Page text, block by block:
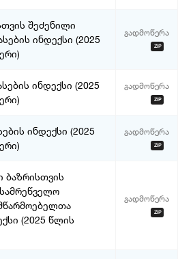
შეძენილი
ინდექსი (2025
გადმოწერა
ZIP
ინდექსი (2025
გადმოწერა
ZIP
ინდექსი (2025
გადმოწერა
ZIP
ბაზრისთვის
(2025 წლის
გადმოწერა
ZIP